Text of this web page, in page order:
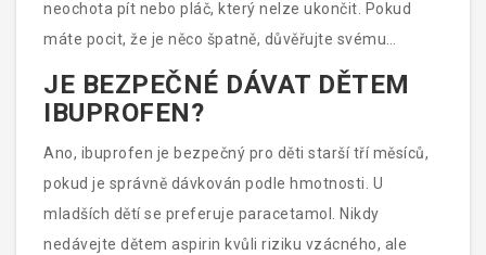
neochota pít nebo pláč, který nelze ukončit. Pokud
máte pocit, že je něco špatně, důvěřujte svému
instinktu a kontaktujte lékaře.
JE BEZPEČNÉ DÁVAT DĚTEM
IBUPROFEN?
Ano, ibuprofen je bezpečný pro děti starší tří měsíců,
pokud je správně dávkován podle hmotnosti. U
mladších dětí se preferuje paracetamol. Nikdy
nedávejte dětem aspirin kvůli riziku vzácného, ale